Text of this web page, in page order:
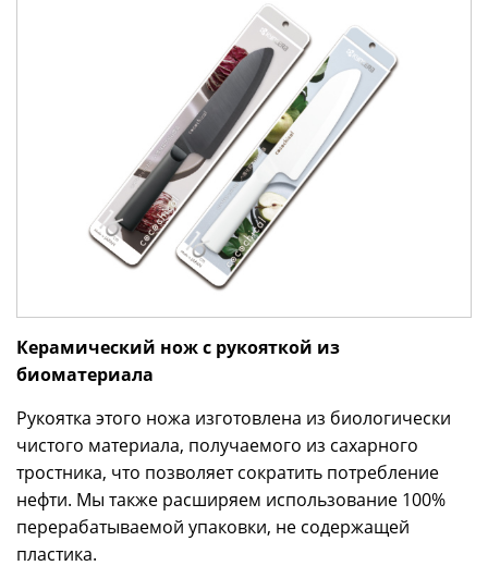
Керамический нож с рукояткой из
биоматериала
Рукоятка этого ножа изготовлена из биологически
чистого материала, получаемого из сахарного
тростника, что позволяет сократить потребление
нефти. Мы также расширяем использование 100%
перерабатываемой упаковки, не содержащей
пластика.